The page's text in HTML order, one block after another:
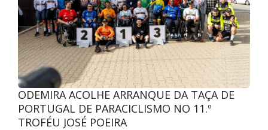
ODEMIRA ACOLHE ARRANQUE DA TAÇA DE
PORTUGAL DE PARACICLISMO NO 11.º
TROFÉU JOSÉ POEIRA